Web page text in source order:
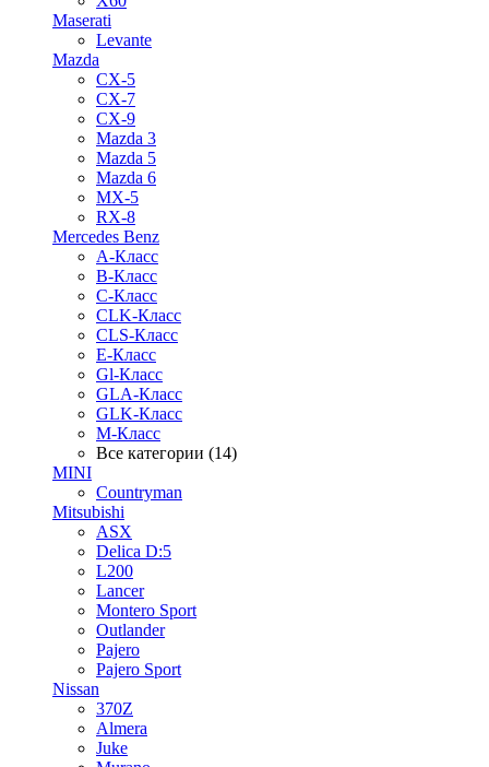
Maserati
Levante
Mazda
CX-5
CX-7
CX-9
Mazda 3
Mazda 5
Mazda 6
MX-5
RX-8
Mercedes Benz
A-Класс
B-Класс
C-Класс
CLK-Класс
CLS-Класс
E-Класс
Gl-Класс
GLA-Класс
GLK-Класс
M-Класс
Все категории (14)
MINI
Countryman
Mitsubishi
ASX
Delica D:5
L200
Lancer
Montero Sport
Outlander
Pajero
Pajero Sport
Nissan
370Z
Almera
Juke